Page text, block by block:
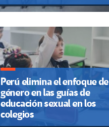
Perú elimina el enfoque de
género en las guías de
educación sexual en los
colegios